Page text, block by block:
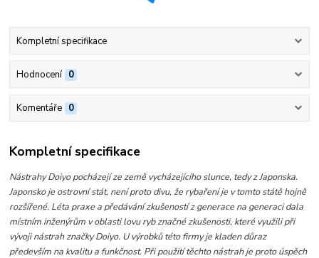
Kompletní specifikace
Hodnocení 0
Komentáře 0
Kompletní specifikace
Nástrahy Doiyo pocházejí ze země vycházejícího slunce, tedy z Japonska.
Japonsko je ostrovní stát, není proto divu, že rybaření je v tomto státě hojně
rozšířené. Léta praxe a předávání zkušeností z generace na generaci dala
místním inženýrům v oblasti lovu ryb značné zkušenosti, které využili při
vývoji nástrah značky Doiyo. U výrobků této firmy je kladen důraz
především na kvalitu a funkčnost. Při použití těchto nástrah je proto úspěch